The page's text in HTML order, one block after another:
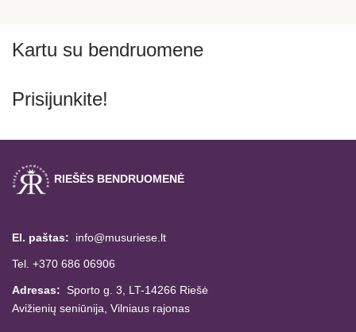
Kartu su bendruomene
Prisijunkite!
RIEŠĖS BENDRUOMENĖ
El. paštas: info@musuriese.lt
Tel. +370 686 06906
Adresas: Sporto g. 3, LT-14266 Riešė
Avižienių seniūnija, Vilniaus rajonas